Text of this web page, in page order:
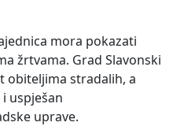
mora pokazati
žrtvama. Grad Slavonski
obiteljima stradalih, a
uspješan
uprave.